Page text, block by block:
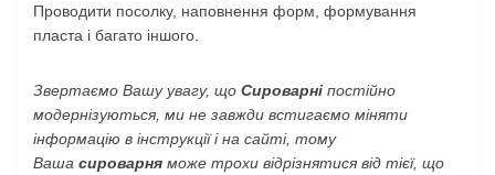
Проводити посолку, наповнення форм, формування
пласта і багато іншого.
Звертаємо Вашу увагу, що Сироварні постійно
модернізуються, ми не завжди встигаємо міняти
інформацію в інструкції і на сайті, тому
Ваша сироварня може трохи відрізнятися від тієї, що